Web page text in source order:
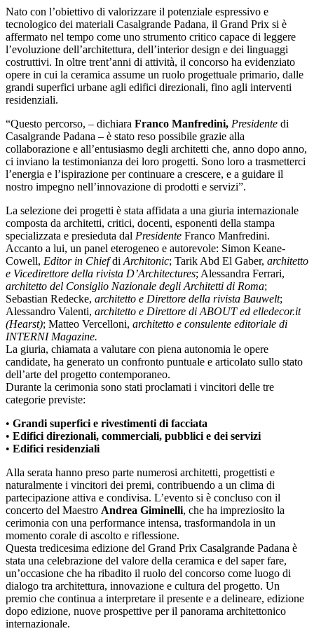
Nato con l’obiettivo di valorizzare il potenziale espressivo e
tecnologico dei materiali Casalgrande Padana, il Grand Prix si è
affermato nel tempo come uno strumento critico capace di leggere
l’evoluzione dell’architettura, dell’interior design e dei linguaggi
costruttivi. In oltre trent’anni di attività, il concorso ha evidenziato
opere in cui la ceramica assume un ruolo progettuale primario, dalle
grandi superfici urbane agli edifici direzionali, fino agli interventi
residenziali.
“Questo percorso, – dichiara Franco Manfredini, Presidente di
Casalgrande Padana – è stato reso possibile grazie alla
collaborazione e all’entusiasmo degli architetti che, anno dopo anno,
ci inviano la testimonianza dei loro progetti. Sono loro a trasmetterci
l’energia e l’ispirazione per continuare a crescere, e a guidare il
nostro impegno nell’innovazione di prodotti e servizi”.
La selezione dei progetti è stata affidata a una giuria internazionale
composta da architetti, critici, docenti, esponenti della stampa
specializzata e presieduta dal Presidente Franco Manfredini.
Accanto a lui, un panel eterogeneo e autorevole: Simon Keane-
Cowell, Editor in ChiefdiArchitonic; Tarik Abd El Gaber, architetto
e Vicedirettore della rivista D’Architectures; Alessandra Ferrari,
architetto del Consiglio Nazionale degli Architetti di Roma;
Sebastian Redecke, architetto e Direttore della rivista Bauwelt;
Alessandro Valenti, architetto e Direttore di ABOUT ed elledecor.it
(Hearst); Matteo Vercelloni, architetto e consulente editoriale di
INTERNI Magazine.
La giuria, chiamata a valutare con piena autonomia le opere
candidate, ha generato un confronto puntuale e articolato sullo stato
dell’arte del progetto contemporaneo.
Durante la cerimonia sono stati proclamati i vincitori delle tre
categorie previste:
• Grandi superfici e rivestimenti di facciata
• Edifici direzionali, commerciali, pubblici e dei servizi
• Edifici residenziali
Alla serata hanno preso parte numerosi architetti, progettisti e
naturalmente i vincitori dei premi, contribuendo a un clima di
partecipazione attiva e condivisa. L’evento si è concluso con il
concerto del Maestro Andrea Giminelli, che ha impreziosito la
cerimonia con una performance intensa, trasformandola in un
momento corale di ascolto e riflessione.
Questa tredicesima edizione del Grand Prix Casalgrande Padana è
stata una celebrazione del valore della ceramica e del saper fare,
un’occasione che ha ribadito il ruolo del concorso come luogo di
dialogo tra architettura, innovazione e cultura del progetto. Un
premio che continua a interpretare il presente e a delineare, edizione
dopo edizione, nuove prospettive per il panorama architettonico
internazionale.